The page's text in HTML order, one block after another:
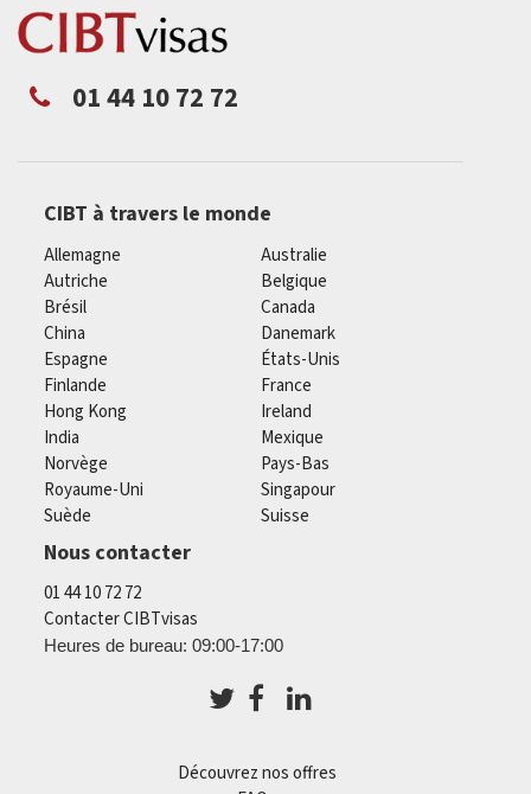
01 44 10 72 72
CIBT à travers le monde
Allemagne
Australie
Autriche
Belgique
Brésil
Canada
China
Danemark
Espagne
États-Unis
Finlande
France
Hong Kong
Ireland
India
Mexique
Norvège
Pays-Bas
Royaume-Uni
Singapour
Suède
Suisse
Nous contacter
01 44 10 72 72
Contacter CIBTvisas
Heures de bureau: 09:00-17:00
Découvrez nos offres